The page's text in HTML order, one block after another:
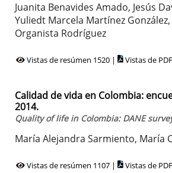
Juanita Benavides Amado, Jesús
Yuliedt Marcela Martínez
Organista Rodríguez
Vistas de resúmen 1520 | Vistas de
Calidad de vida en Colombia:
2014.
Quality of life in Colombia: DANE
María Alejandra Sarmiento, María
Vistas de resúmen 1107 | Vistas de